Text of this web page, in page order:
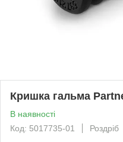
Кришка гальма
В наявності
Код: 5017735-01
Роздріб